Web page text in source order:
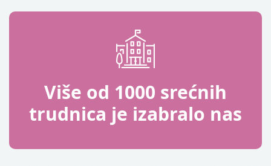
Više od 1000 srećnih
trudnica je izabralo nas